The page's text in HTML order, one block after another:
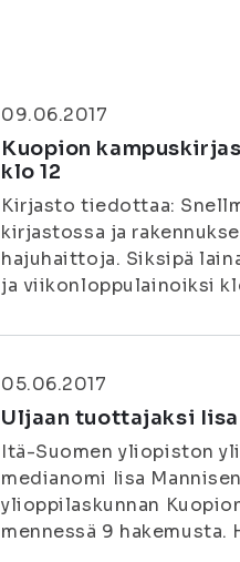
09.06.2017
Kuopion
klo 12
Kirjasto tiedottaa:
kirjastossa ja
hajuhaittoja. Siksipä
ja viikonloppulainoiksi
05.06.2017
Uljaan tuottajaksi Iisa
Itä-Suomen yliopiston
medianomi Iisa
ylioppilaskunnan
mennessä 9